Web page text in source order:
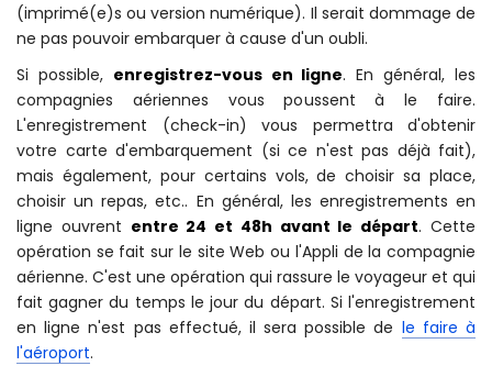
(imprimé(e)s ou version numérique). Il serait dommage de
ne pas pouvoir embarquer à cause d'un oubli.
Si possible, enregistrez-vous en ligne. En général, les
compagnies aériennes vous poussent à le faire.
L'enregistrement (check-in) vous permettra d'obtenir
votre carte d'embarquement (si ce n'est pas déjà fait),
mais également, pour certains vols, de choisir sa place,
choisir un repas, etc.. En général, les enregistrements en
ligne ouvrent entre 24 et 48h avant le départ. Cette
opération se fait sur le site Web ou l'Appli de la compagnie
aérienne. C'est une opération qui rassure le voyageur et qui
fait gagner du temps le jour du départ. Si l'enregistrement
en ligne n'est pas effectué, il sera possible de le faire à
l'aéroport.